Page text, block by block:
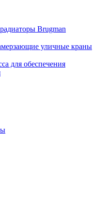
Brugman
уличные краны
для обеспечения